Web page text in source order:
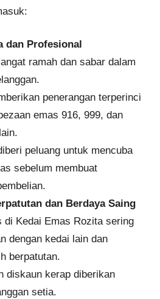
dan Profesional
ramah dan sabar dalam
penerangan terperinci
emas 916, 999, dan
peluang untuk mencuba
sebelum membuat
dan Berdaya Saing
di Kedai Emas Rozita sering
dengan kedai lain dan
berpatutan.
diskaun kerap diberikan
setia.